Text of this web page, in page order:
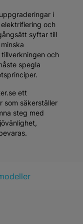
i
och
syftar till
och
spegla
ett
som säkerställer
steg med